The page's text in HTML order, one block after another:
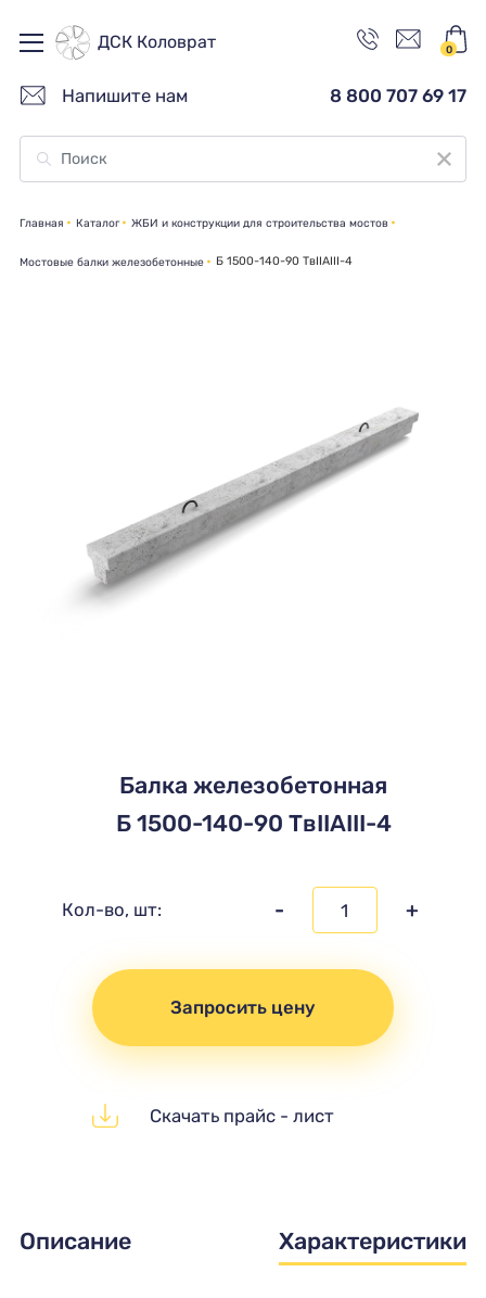
ДСК Коловрат 0
Напишите нам 8 800 707 69 17
Главная Каталог ЖБИ и конструкции для строительства мостов
Мостовые балки железобетонные Б 1500-140-90 ТвIIАIII-4
Балка железобетонная
Б 1500-140-90 ТвIIАIII-4
Кол-во, шт: - +
Запросить цену
Скачать прайс - лист
Описание Характеристики